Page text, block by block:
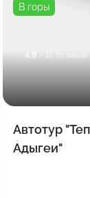
В горы
4.9/ 16 отзывов
Автотур
Адыгеи"